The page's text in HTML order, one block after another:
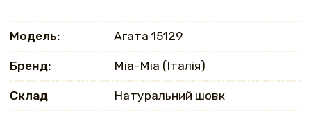
Модель: Агата 15129
Бренд: Mia-Mia (Італія)
Склад Натуральний шовк